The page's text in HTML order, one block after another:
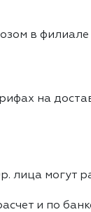
в филиале
на
могут
и по